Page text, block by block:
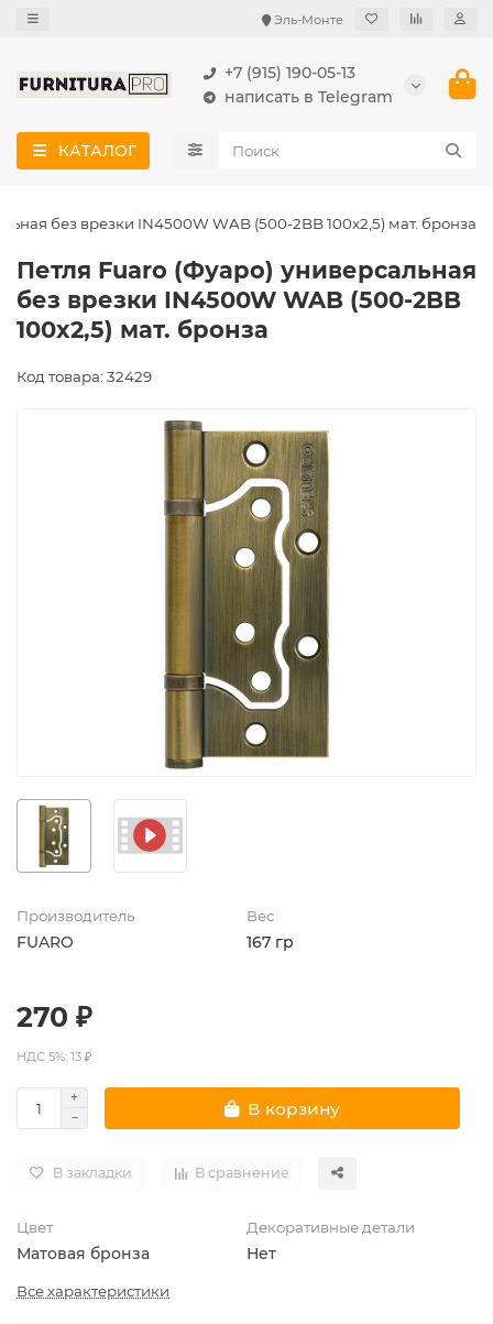
Эль-Монте
+7 (915) 190-05-13
написать в Telegram
КАТАЛОГ
без врезки IN4500W WAB (500-2BB 100x2,5) мат. бронза
Петля Fuaro (Фуаро) универсальная
без врезки IN4500W WAB (500-2BB
100x2,5) мат. бронза
Код товара: 32429
Производитель
FUARO
Вес
167 гр
270 ₽
НДС 5%: 13 ₽
В корзину
В закладки В сравнение
Цвет
Матовая бронза
Декоративные детали
Нет
Все характеристики